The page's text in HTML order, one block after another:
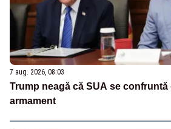
7 aug. 2026, 08:03
Trump neagă că SUA se
armament